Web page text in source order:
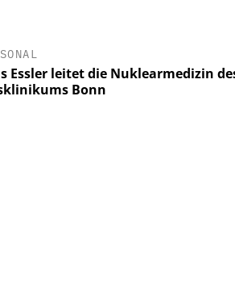
Essler leitet die Nuklearmedizin
Bonn